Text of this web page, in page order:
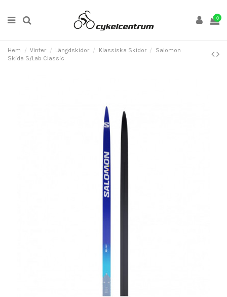
0
Hem Vinter Längdskidor Klassiska Skidor
Salomon
Skida S/Lab Classic